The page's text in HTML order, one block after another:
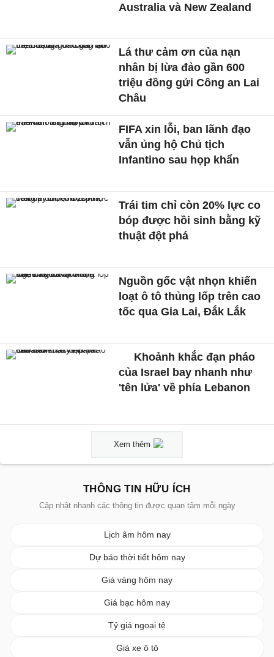
Australia và New Zealand
Lá thư cảm ơn của nạn
nhân bị lừa đảo gần 600
triệu đồng gửi Công an Lai
Châu
FIFA xin lỗi, ban lãnh đạo
vẫn ủng hộ Chủ tịch
Infantino sau họp khẩn
Trái tim chỉ còn 20% lực co
bóp được hồi sinh bằng kỹ
thuật đột phá
Nguồn gốc vật nhọn khiến
loạt ô tô thủng lốp trên cao
tốc qua Gia Lai, Đắk Lắk
Khoảnh khắc đạn pháo
của Israel bay nhanh như
'tên lửa' về phía Lebanon
Xem thêm
THÔNG TIN HỮU ÍCH
Cập nhật nhanh các thông tin được quan tâm mỗi ngày
Lịch âm hôm nay
Dự báo thời tiết hôm nay
Giá vàng hôm nay
Giá bạc hôm nay
Tỷ giá ngoại tệ
Giá xe ô tô